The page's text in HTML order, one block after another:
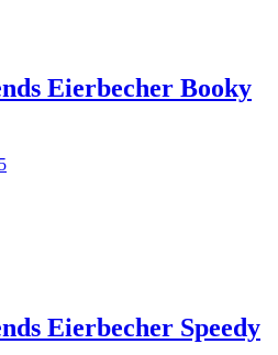
Eierbecher Booky
Eierbecher Speedy